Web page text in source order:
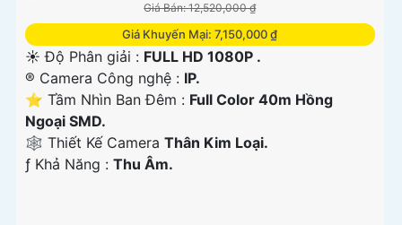
Giá Bán: 12,520,000 ₫
Giá Khuyến Mại: 7,150,000 ₫
☀️ Độ Phân giải : FULL HD 1080P .
®️ Camera Công nghệ : IP.
⭐ Tầm Nhìn Ban Đêm : Full Color 40m Hồng
Ngoại SMD.
🕸️ Thiết Kế Camera Thân Kim Loại.
️ƒ Khả Năng : Thu Âm.